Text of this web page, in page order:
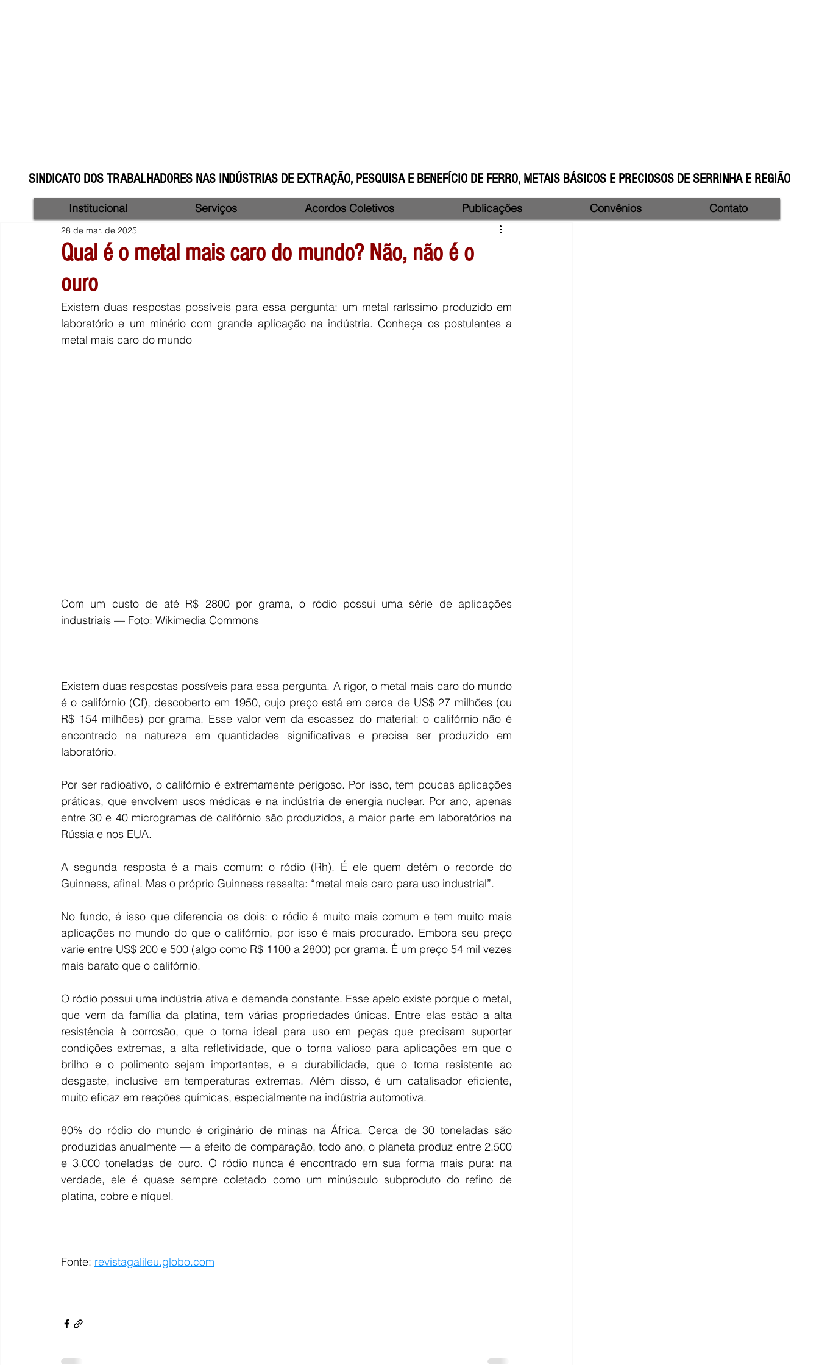
SINDICATO DOS TRABALHADORES NAS INDÚSTRIAS DE EXTRAÇÃO, PESQUISA E BENEFÍCIO DE FERRO, METAIS BÁSICOS E PRECIOSOS DE SERRINHA E REGIÃO
Qual é o metal mais caro do mundo? Não, não é o
ouro
28 de mar. de 2025
Existem duas respostas possíveis para essa pergunta: um metal raríssimo produzido em
laboratório e um minério com grande aplicação na indústria. Conheça os postulantes a
metal mais caro do mundo
Com um custo de até R$ 2800 por grama, o ródio possui uma série de aplicações
industriais — Foto: Wikimedia Commons
Existem duas respostas possíveis para essa pergunta. A rigor, o metal mais caro do mundo
é o califórnio (Cf), descoberto em 1950, cujo preço está em cerca de US$ 27 milhões (ou
R$ 154 milhões) por grama. Esse valor vem da escassez do material: o califórnio não é
encontrado na natureza em quantidades significativas e precisa ser produzido em
laboratório.
Por ser radioativo, o califórnio é extremamente perigoso. Por isso, tem poucas aplicações
práticas, que envolvem usos médicas e na indústria de energia nuclear. Por ano, apenas
entre 30 e 40 microgramas de califórnio são produzidos, a maior parte em laboratórios na
Rússia e nos EUA.
A segunda resposta é a mais comum: o ródio (Rh). É ele quem detém o recorde do
Guinness, afinal. Mas o próprio Guinness ressalta: “metal mais caro para uso industrial”.
No fundo, é isso que diferencia os dois: o ródio é muito mais comum e tem muito mais
aplicações no mundo do que o califórnio, por isso é mais procurado. Embora seu preço
varie entre US$ 200 e 500 (algo como R$ 1100 a 2800) por grama. É um preço 54 mil vezes
mais barato que o califórnio.
O ródio possui uma indústria ativa e demanda constante. Esse apelo existe porque o metal,
que vem da família da platina, tem várias propriedades únicas. Entre elas estão a alta
resistência à corrosão, que o torna ideal para uso em peças que precisam suportar
condições extremas, a alta refletividade, que o torna valioso para aplicações em que o
brilho e o polimento sejam importantes, e a durabilidade, que o torna resistente ao
desgaste, inclusive em temperaturas extremas. Além disso, é um catalisador eficiente,
muito eficaz em reações químicas, especialmente na indústria automotiva.
80% do ródio do mundo é originário de minas na África. Cerca de 30 toneladas são
produzidas anualmente — a efeito de comparação, todo ano, o planeta produz entre 2.500
e 3.000 toneladas de ouro. O ródio nunca é encontrado em sua forma mais pura: na
verdade, ele é quase sempre coletado como um minúsculo subproduto do refino de
platina, cobre e níquel.
Fonte: revistagalileu.globo.com
Institucional Serviços Acordos Coletivos Publicações Convênios Contato